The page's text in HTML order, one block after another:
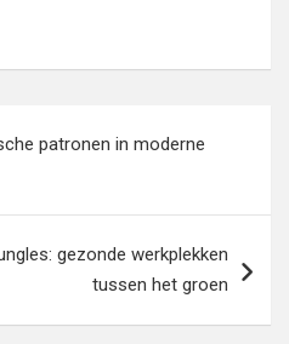
patronen in moderne
gezonde werkplekken
tussen het groen